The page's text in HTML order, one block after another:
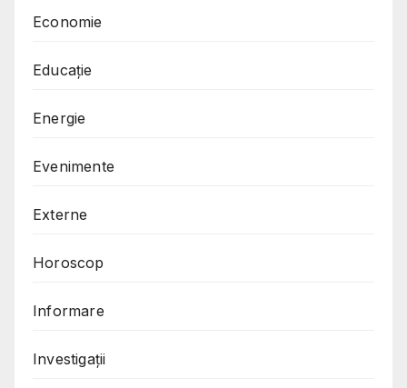
Economie
Educație
Energie
Evenimente
Externe
Horoscop
Informare
Investigații